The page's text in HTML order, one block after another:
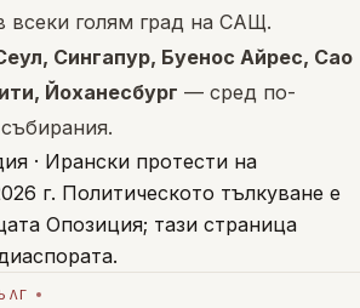
всеки голям град на САЩ.
Сингапур, Буенос Айрес, Сао
Йоханесбург — сред по-
· Ирански протести на
г. Политическото тълкуване е
Опозиция; тази страница